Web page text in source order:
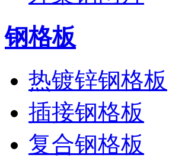
钢格板
热镀锌钢格板
插接钢格板
复合钢格板